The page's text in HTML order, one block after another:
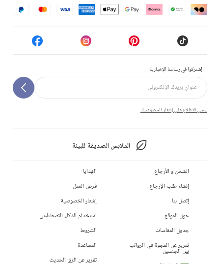
إشتركوا في رسالتنا الإخبارية
يرجى الاطلاع على إشعار الخصوصية.
الملابس الصديقة للبيئة
الشحن و الأرجاع
إنشاء طلب الإرجاع
إتصل بنا
حول الموقع
جدول المقاسات
تقرير عن الفجوة في الرواتب
بين الجنسين
الهدايا
فرص العمل
إشعار الخصوصية
استخدام الذكاء الاصطناعي
الشروط
المساعدة
تقرير عن الرق الحديث